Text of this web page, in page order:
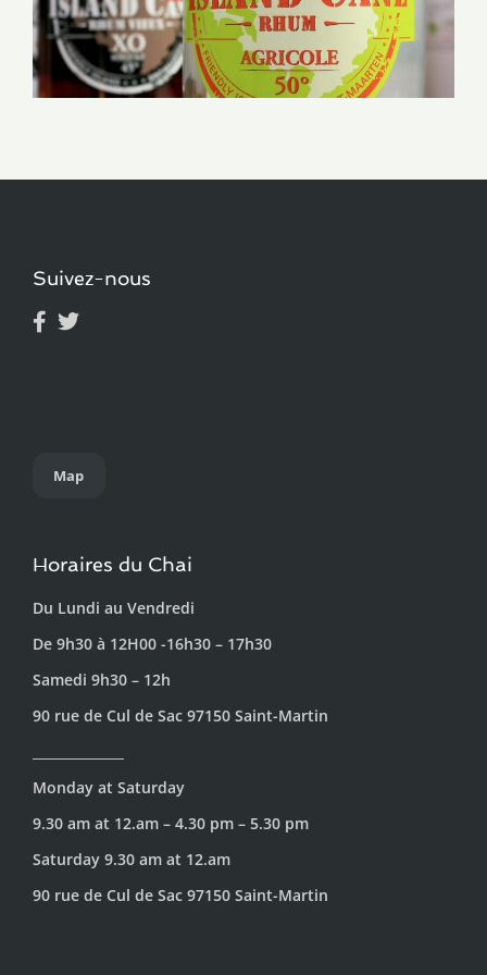
Suivez-nous
Map
Horaires du Chai
Du Lundi au Vendredi
De 9h30 à 12H00 -16h30 – 17h30
Samedi 9h30 – 12h
90 rue de Cul de Sac 97150 Saint-Martin
Monday at Saturday
9.30 am at 12.am – 4.30 pm – 5.30 pm
Saturday 9.30 am at 12.am
90 rue de Cul de Sac 97150 Saint-Martin